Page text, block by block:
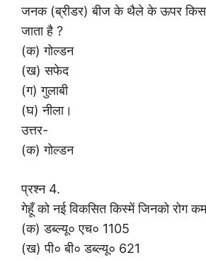
जनक (ब्रीडर) बीज के थैले के ऊपर किस
जाता है ?
(क) गोल्डन
(ख) सफेद
(ग) गुलाबी
(घ) नीला।
उत्तर-
(क) गोल्डन
प्रश्न 4.
गेहूँ को नई विकसित किस्में जिनको रोग
(क) डब्ल्यू० एच० 1105
(ख) पी० बी० डब्ल्यू० 621